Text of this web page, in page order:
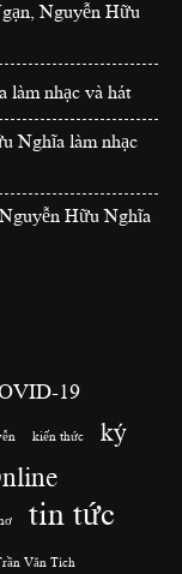
Nguyễn Hữu
làm nhạc và hát
Nghĩa làm nhạc
Hữu Nghĩa
19
kiến thức ký
tin tức
Văn Tích